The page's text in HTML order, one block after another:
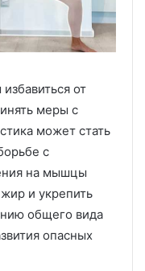
от
меры с
может стать
с
на мышцы
и укрепить
общего вида
опасных